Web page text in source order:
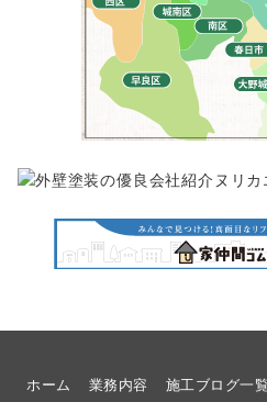
ホーム 業務内容 施工ブログ一覧